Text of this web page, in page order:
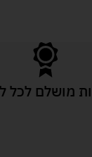
מושלם לכל